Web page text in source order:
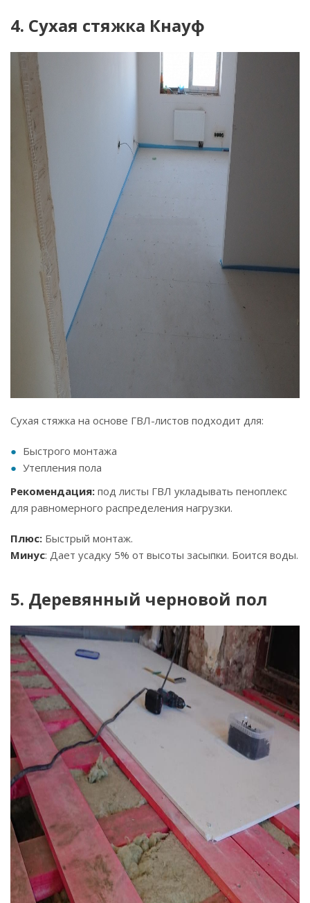
4. Сухая стяжка Кнауф
Сухая стяжка на основе ГВЛ-листов подходит для:
Быстрого монтажа
Утепления пола
Рекомендация: под листы ГВЛ укладывать пеноплекс
для равномерного распределения нагрузки.
Плюс: Быстрый монтаж.
Минус: Дает усадку 5% от высоты засыпки. Боится воды.
5. Деревянный черновой пол